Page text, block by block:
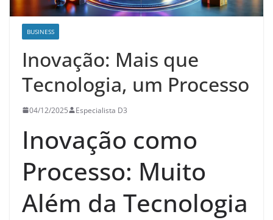
BUSINESS
Inovação: Mais que
Tecnologia, um Processo
04/12/2025 Especialista D3
Inovação como
Processo: Muito
Além da Tecnologia